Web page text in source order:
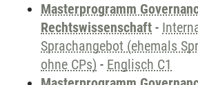
Masterprogramm
Rechtswissenschaft -
Sprachangebot (ehemals
ohne CPs) - Englisch C1